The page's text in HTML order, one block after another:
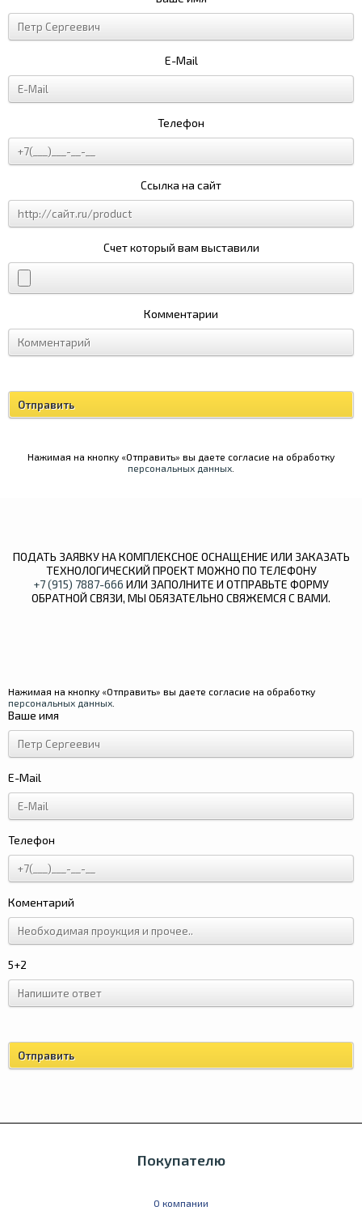
E-Mail
Телефон
Ссылка на сайт
Счет который вам выставили
Комментарии
Нажимая на кнопку «Отправить» вы даете согласие на обработку
персональных данных
ПОДАТЬ ЗАЯВКУ НА КОМПЛЕКСНОЕ ОСНАЩЕНИЕ ИЛИ ЗАКАЗАТЬ
ТЕХНОЛОГИЧЕСКИЙ ПРОЕКТ МОЖНО ПО ТЕЛЕФОНУ
+7 (915) 7887-666 ИЛИ ЗАПОЛНИТЕ И ОТПРАВЬТЕ ФОРМУ
ОБРАТНОЙ СВЯЗИ, МЫ ОБЯЗАТЕЛЬНО СВЯЖЕМСЯ С ВАМИ.
Ваше имя
E-Mail
Телефон
Коментарий
5+2
Нажимая на кнопку «Отправить» вы даете согласие на обработку
персональных данных
Покупателю
О компании